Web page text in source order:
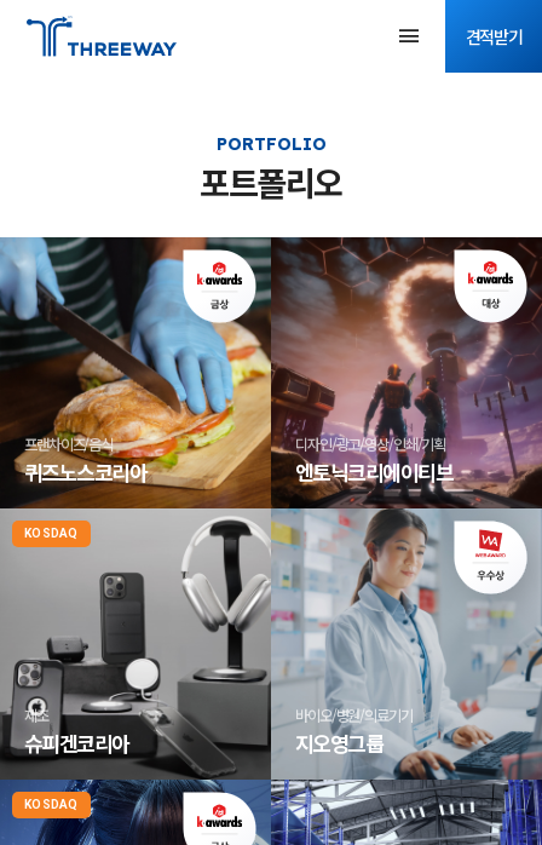
견적받기
PORTFOLIO
포트폴리오
프랜차이즈/음식
퀴즈노스코리아
디자인/광고/영상/인쇄/기획
엔토닉크리에이티브
제조
슈피겐코리아
KOSDAQ
바이오/병원/의료기기
지오영그룹
KOSDAQ